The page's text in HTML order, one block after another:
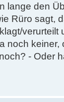
lange den
Rüro sagt,
noch
- Oder